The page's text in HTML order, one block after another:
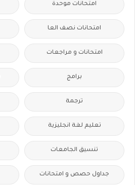
امتحانات موحدة
امتحانات نصف العا
امتحانات و مراجعات
برامج
ترجمة
تعليم لغة انجليزية
تنسيق الجامعات
جداول حصص و امتحانات